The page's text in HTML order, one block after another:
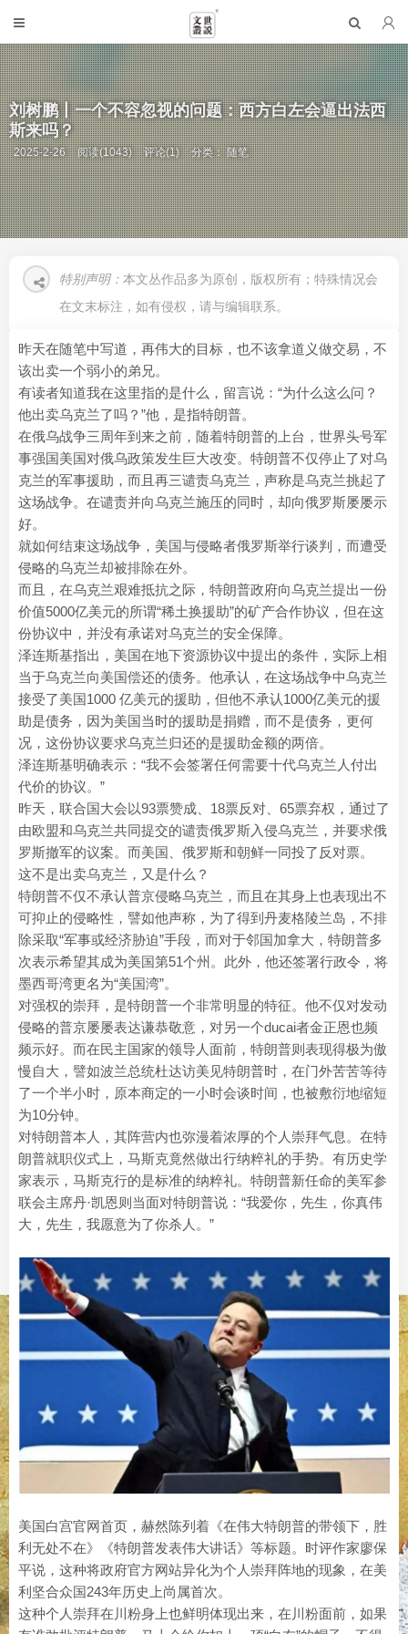
刘树鹏丨一个不容忽视的问题：西方白左会逼出法西
斯来吗？
2025-2-26 阅读(1043) 评论(1) 分类：随笔
特别声明： 本文丛作品多为原创，版权所有；特殊情况会
在文末标注，如有侵权，请与编辑联系。
昨天在随笔中写道，再伟大的目标，也不该拿道义做交易，不
该出卖一个弱小的弟兄。
有读者知道我在这里指的是什么，留言说：“为什么这么问？
他出卖乌克兰了吗？”他，是指特朗普。
在俄乌战争三周年到来之前，随着特朗普的上台，世界头号军
事强国美国对俄乌政策发生巨大改变。特朗普不仅停止了对乌
克兰的军事援助，而且再三谴责乌克兰，声称是乌克兰挑起了
这场战争。在谴责并向乌克兰施压的同时，却向俄罗斯屡屡示
好。
就如何结束这场战争，美国与侵略者俄罗斯举行谈判，而遭受
侵略的乌克兰却被排除在外。
而且，在乌克兰艰难抵抗之际，特朗普政府向乌克兰提出一份
价值5000亿美元的所谓“稀土换援助”的矿产合作协议，但在这
份协议中，并没有承诺对乌克兰的安全保障。
泽连斯基指出，美国在地下资源协议中提出的条件，实际上相
当于乌克兰向美国偿还的债务。他承认，在这场战争中乌克兰
接受了美国1000 亿美元的援助，但他不承认1000亿美元的援
助是债务，因为美国当时的援助是捐赠，而不是债务，更何
况，这份协议要求乌克兰归还的是援助金额的两倍。
泽连斯基明确表示：“我不会签署任何需要十代乌克兰人付出
代价的协议。”
昨天，联合国大会以93票赞成、18票反对、65票弃权，通过了
由欧盟和乌克兰共同提交的谴责俄罗斯入侵乌克兰，并要求俄
罗斯撤军的议案。而美国、俄罗斯和朝鲜一同投了反对票。
这不是出卖乌克兰，又是什么？
特朗普不仅不承认普京侵略乌克兰，而且在其身上也表现出不
可抑止的侵略性，譬如他声称，为了得到丹麦格陵兰岛，不排
除采取“军事或经济胁迫”手段，而对于邻国加拿大，特朗普多
次表示希望其成为美国第51个州。此外，他还签署行政令，将
墨西哥湾更名为“美国湾”。
对强权的崇拜，是特朗普一个非常明显的特征。他不仅对发动
侵略的普京屡屡表达谦恭敬意，对另一个ducai者金正恩也频
频示好。而在民主国家的领导人面前，特朗普则表现得极为傲
慢自大，譬如波兰总统杜达访美见特朗普时，在门外苦苦等待
了一个半小时，原本商定的一小时会谈时间，也被敷衍地缩短
为10分钟。
对特朗普本人，其阵营内也弥漫着浓厚的个人崇拜气息。在特
朗普就职仪式上，马斯克竟然做出行纳粹礼的手势。有历史学
家表示，马斯克行的是标准的纳粹礼。特朗普新任命的美军参
联会主席丹·凯恩则当面对特朗普说：“我爱你，先生，你真伟
大，先生，我愿意为了你杀人。”
美国白宫官网首页，赫然陈列着《在伟大特朗普的带领下，胜
利无处不在》《特朗普发表伟大讲话》等标题。时评作家廖保
平说，这种将政府官方网站异化为个人崇拜阵地的现象，在美
利坚合众国243年历史上尚属首次。
这种个人崇拜在川粉身上也鲜明体现出来，在川粉面前，如果